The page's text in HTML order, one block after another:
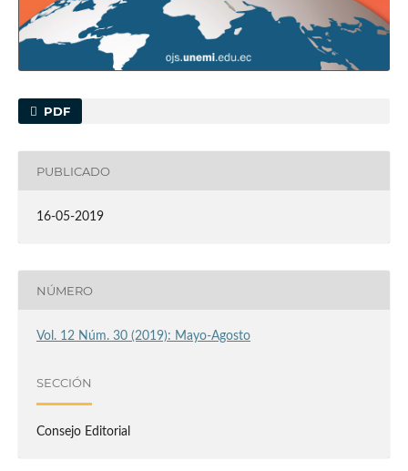
PDF
PUBLICADO
16-05-2019
NÚMERO
Vol. 12 Núm. 30 (2019): Mayo-Agosto
SECCIÓN
Consejo Editorial